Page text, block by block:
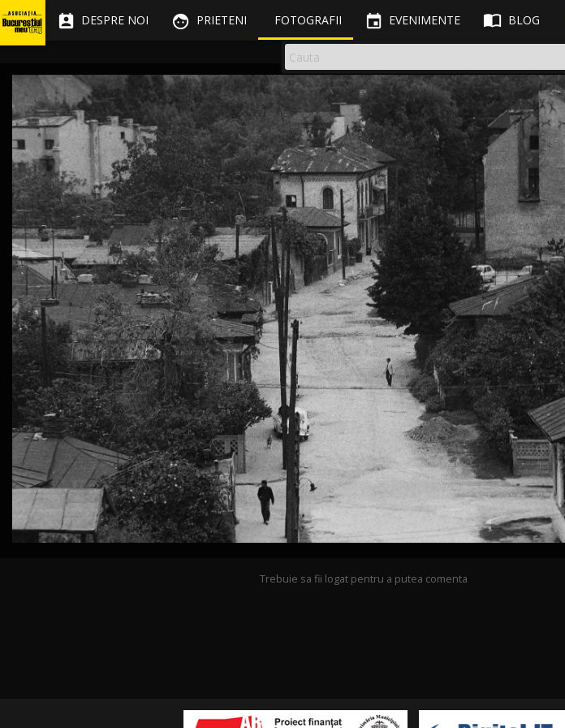
 DESPRE NOI  PRIETENI FOTOGRAFII  EVENIMENTE  BLOG
Trebuie sa fii logat pentru a putea comenta